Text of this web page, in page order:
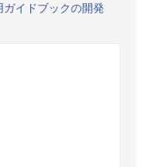
イドブックの開発